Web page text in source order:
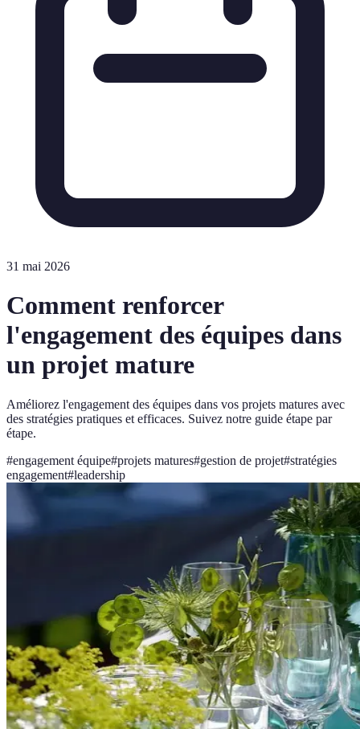
31 mai 2026
Comment renforcer
l'engagement des équipes dans
un projet mature
Améliorez l'engagement des équipes dans vos projets matures avec
des stratégies pratiques et efficaces. Suivez notre guide étape par
étape.
#engagement équipe#projets matures#gestion de projet#stratégies
engagement#leadership